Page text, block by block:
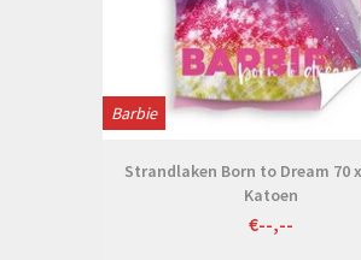
Barbie
Strandlaken Born to Dream 70
Katoen
€--,--